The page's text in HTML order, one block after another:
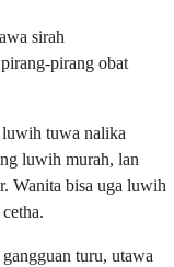
sirah
pirang obat
tuwa nalika
luwih murah, lan
Wanita bisa uga luwih
turu, utawa